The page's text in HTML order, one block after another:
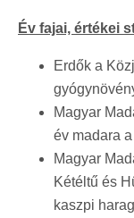
Év fajai, értékei
Erdők a
Magyar
év madara
Magyar
Kétéltű és
kaszpi